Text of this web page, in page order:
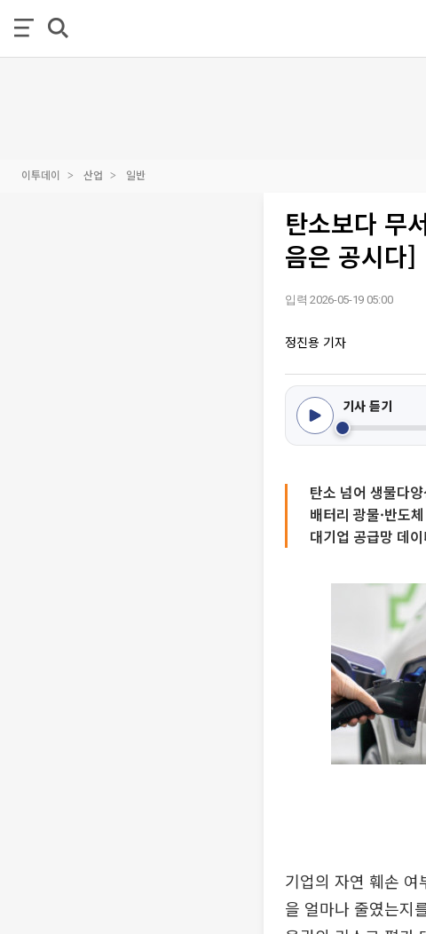
이투데이 산업 일반
탄소보다 무
음은 공시다]
입력 2026-05-19 05:00
정진용 기자
기사 듣기
탄소 넘어 생물다
배터리 광물·반도
대기업 공급망 데
기업의 자연 훼손
을 얼마나 줄였는지